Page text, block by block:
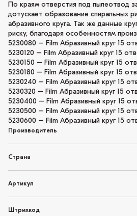
По краям отверстия под пылеотвод
дотускает образование спиральных
абразивного круга. Так же данные
риску, благодаря особенностям
5230080 – Film Абразивный круг 15
5230120 – Film Абразивный круг 15
5230150 – Film Абразивный круг 15
5230180 – Film Абразивный круг 15
5230240 – Film Абразивный круг 15
5230320 – Film Абразивный круг 15
5230400 – Film Абразивный круг 15
5230500 – Film Абразивный круг 15
5230600 – Film Абразивный круг 15
Производитель
Страна
Артикул
Штрихкод